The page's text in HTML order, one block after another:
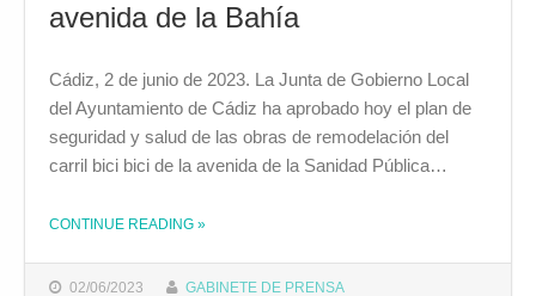
avenida de la Bahía
02/06/2023 GABINETE DE PRENSA
Cádiz, 2 de junio de 2023. La Junta de Gobierno Local
del Ayuntamiento de Cádiz ha aprobado hoy el plan de
seguridad y salud de las obras de remodelación del
carril bici bici de la avenida de la Sanidad Pública…
CONTINUE READING »